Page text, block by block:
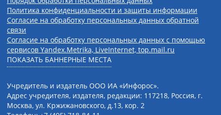
Политика конфиденциальности и защиты информации
Согласие на обработку персональных данных обратной
связи
Согласие на обработку персональных данных с помощью
сервисов Yandex.Metrika, LiveInternet, top.mail.ru
ПОКАЗАТЬ БАННЕРНЫЕ МЕСТА
Учредитель и издатель ООО ИА «Инфорос».
Адрес учредителя, издателя, редакции: 117218, Россия, г.
Москва, ул. Кржижановского, д.13, кор. 2